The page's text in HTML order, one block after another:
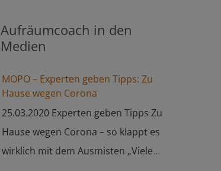
Alltag doch das Ein oder Andere
liegenlässt. Ich kann es nur jedem
Danach fühlt man sich jedes Mal
besser.“
Hausaufgaben erledigt: * der Müll
wurde gestern zur BSR gebracht * die
Freund vorbeigebracht worden * die
Kindersachen für das Patenkind sind
gestern vorbeigebracht worden * das
Sozialkaufhaus wurde angerufen und
holt die Sachen ab (…) Zusätzlich laufen
Aufräumcoach in den
Medien
MOPO – Experten geben Tipps: Zu
Hause wegen Corona
25.03.2020 Experten geben Tipps Zu
Hause wegen Corona – so klappt es
wirklich mit dem Ausmisten „Viele